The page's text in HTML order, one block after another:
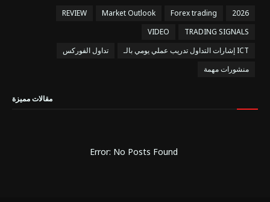
2026
Forex trading
Market Outlook
REVIEW
TRADING SIGNALS
VIDEO
إشارات التداول تدريب عملي يومي بالـ ICT
تداول الفوركس
منشورات مهمة
مقالات مميزة
Error: No Posts Found